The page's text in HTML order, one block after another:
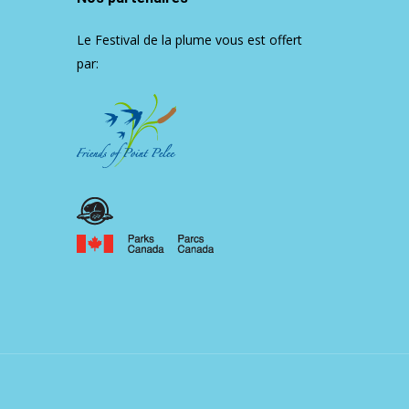
Le Festival de la plume vous est offert
par: